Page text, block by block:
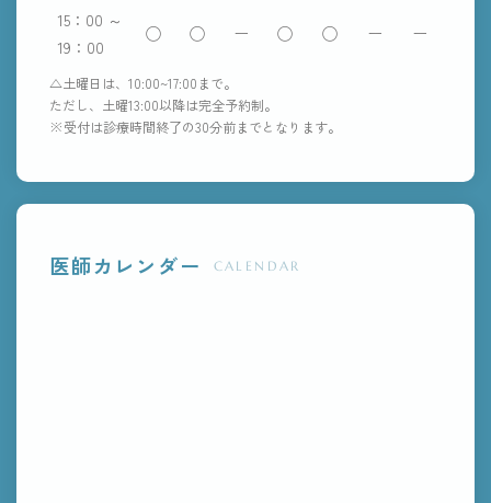
15：00 ～
19：00
◯ ◯ ー ◯ ◯ ー ー
△土曜日は、10:00~17:00まで。
ただし、土曜13:00以降は完全予約制。
※受付は診療時間終了の30分前までとなります。
医師カレンダー CALENDAR